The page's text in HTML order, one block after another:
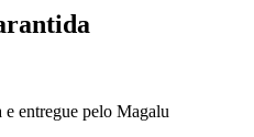
entregue pelo Magalu